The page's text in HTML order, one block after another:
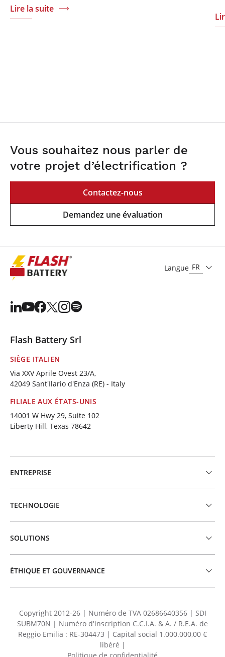
Lire la suite
Vous souhaitez nous parler de
votre projet d’électrification ?
Contactez-nous
Demandez une évaluation
Langue FR
Flash Battery Srl
SIÈGE ITALIEN
Via XXV Aprile Ovest 23/A,
42049 Sant'Ilario d'Enza (RE) - Italy
FILIALE AUX ÉTATS-UNIS
14001 W Hwy 29, Suite 102
Liberty Hill, Texas 78642
ENTREPRISE
TECHNOLOGIE
SOLUTIONS
ÉTHIQUE ET GOUVERNANCE
Copyright 2012-26 | Numéro de TVA 02686640356 | SDI
SUBM70N | Numéro d'inscription C.C.I.A. & A. / R.E.A. de
Reggio Emilia : RE-304473 | Capital social 1.000.000,00 €
libéré |